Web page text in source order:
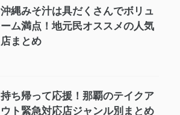
沖縄みそ汁は具だくさんでボリュ
ーム満点！地元民オススメの人気
店まとめ
持ち帰って応援！那覇のテイクア
ウト緊急対応店ジャンル別まとめ